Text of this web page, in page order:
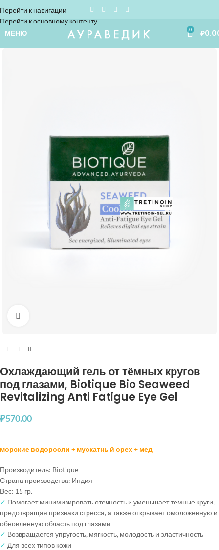
Перейти к навигации
Перейти к основному контенту
МЕНЮ 0 ₽
Охлаждающий гель от тёмных кругов
под глазами, Biotique Bio Seaweed
Revitalizing Anti Fatigue Eye Gel
₽570.00
морские водоросли + мускатный орех + мед
Производитель: Biotique
Страна производства: Индия
Вес: 15 гр.
✓ Помогает минимизировать отечность и уменьшает темные круги,
предотвращая признаки стресса, а также открывает омоложенную и
обновленную область под глазами
✓ Возвращается упругость, мягкость, молодость и эластичность
✓ Для всех типов кожи